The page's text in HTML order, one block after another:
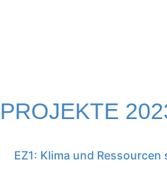
PROJEKTE
EZ1: Klima und Ressourcen